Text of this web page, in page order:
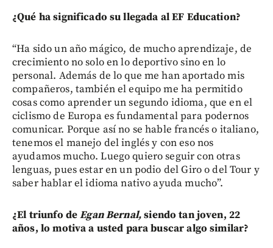
¿Qué ha significado su llegada al EF Education?
“Ha sido un año mágico, de mucho aprendizaje, de
crecimiento no solo en lo deportivo sino en lo
personal. Además de lo que me han aportado mis
compañeros, también el equipo me ha permitido
cosas como aprender un segundo idioma, que en el
ciclismo de Europa es fundamental para podernos
comunicar. Porque así no se hable francés o italiano,
tenemos el manejo del inglés y con eso nos
ayudamos mucho. Luego quiero seguir con otras
lenguas, pues estar en un podio del Giro o del Tour y
saber hablar el idioma nativo ayuda mucho”.
¿El triunfo deEgan Bernal,siendo tan joven, 22
años, lo motiva a usted para buscar algo similar?